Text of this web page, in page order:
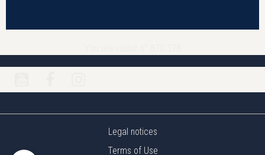
Legal notices
Terms of Use